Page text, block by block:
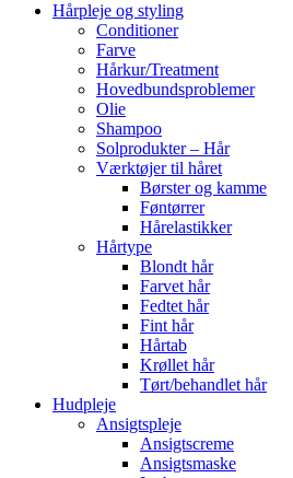
Hårpleje og styling
Conditioner
Farve
Hårkur/Treatment
Hovedbundsproblemer
Olie
Shampoo
Solprodukter – Hår
Værktøjer til håret
Børster og kamme
Føntørrer
Hårelastikker
Hårtype
Blondt hår
Farvet hår
Fedtet hår
Fint hår
Hårtab
Krøllet hår
Tørt/behandlet hår
Hudpleje
Ansigtspleje
Ansigtscreme
Ansigtsmaske